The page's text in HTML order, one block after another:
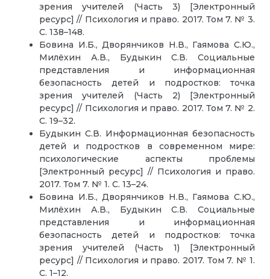
зрения учителей (Часть 3) [Электронный
ресурс] // Психология и право. 2017. Том 7. № 3.
С. 138–148.
Бовина И.Б., Дворянчиков Н.В., Гаямова С.Ю.,
Милёхин А.В., Будыкин С.В. Социальные
представления и информационная
безопасность детей и подростков: точка
зрения учителей (Часть 2) [Электронный
ресурс] // Психология и право. 2017. Том 7. № 2.
С. 19–32.
Будыкин С.В. Информационная безопасность
детей и подростков в современном мире:
психологические аспекты проблемы
[Электронный ресурс] // Психология и право.
2017. Том 7. № 1. С. 13–24.
Бовина И.Б., Дворянчиков Н.В., Гаямова С.Ю.,
Милёхин А.В., Будыкин С.В. Социальные
представления и информационная
безопасность детей и подростков: точка
зрения учителей (Часть 1) [Электронный
ресурс] // Психология и право. 2017. Том 7. № 1.
С. 1–12.